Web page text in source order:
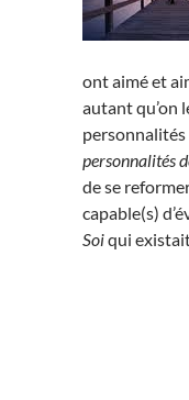
ont aimé et
autant qu’on
personnalités
personnalités
de se
capable(s)
Soiqui